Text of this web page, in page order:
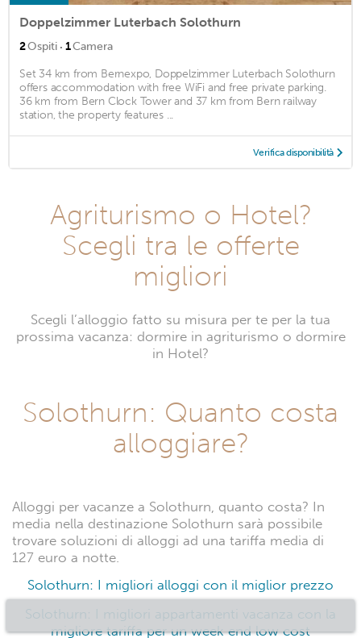
Doppelzimmer Luterbach Solothurn
2Ospiti · 1Camera
Set 34 km from Bernexpo, Doppelzimmer Luterbach Solothurn
offers accommodation with free WiFi and free private parking.
36 km from Bern Clock Tower and 37 km from Bern railway
station, the property features ...
Verifica disponibilità
Agriturismo o Hotel?
Scegli tra le offerte
migliori
Scegli l’alloggio fatto su misura per te per la tua
prossima vacanza: dormire in agriturismo o dormire
in Hotel?
Solothurn: Quanto costa
alloggiare?
Alloggi per vacanze a Solothurn, quanto costa? In
media nella destinazione Solothurn sarà possibile
trovare soluzioni di alloggi ad una tariffa media di
127 euro a notte.
Solothurn: I migliori alloggi con il miglior prezzo
Solothurn: I migliori appartamenti vacanza con la
migliore tariffa per un week end low cost